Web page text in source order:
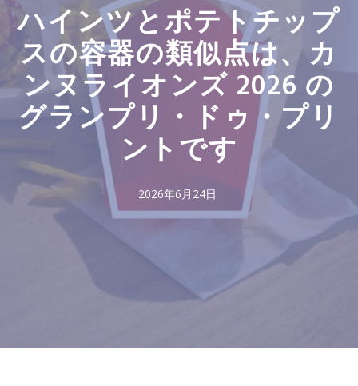
ハインツとポテトチップ
スの容器の類似点は、カ
ンヌライオンズ 2026 の
グランプリ・ドゥ・プリ
ントです
2026年6月24日